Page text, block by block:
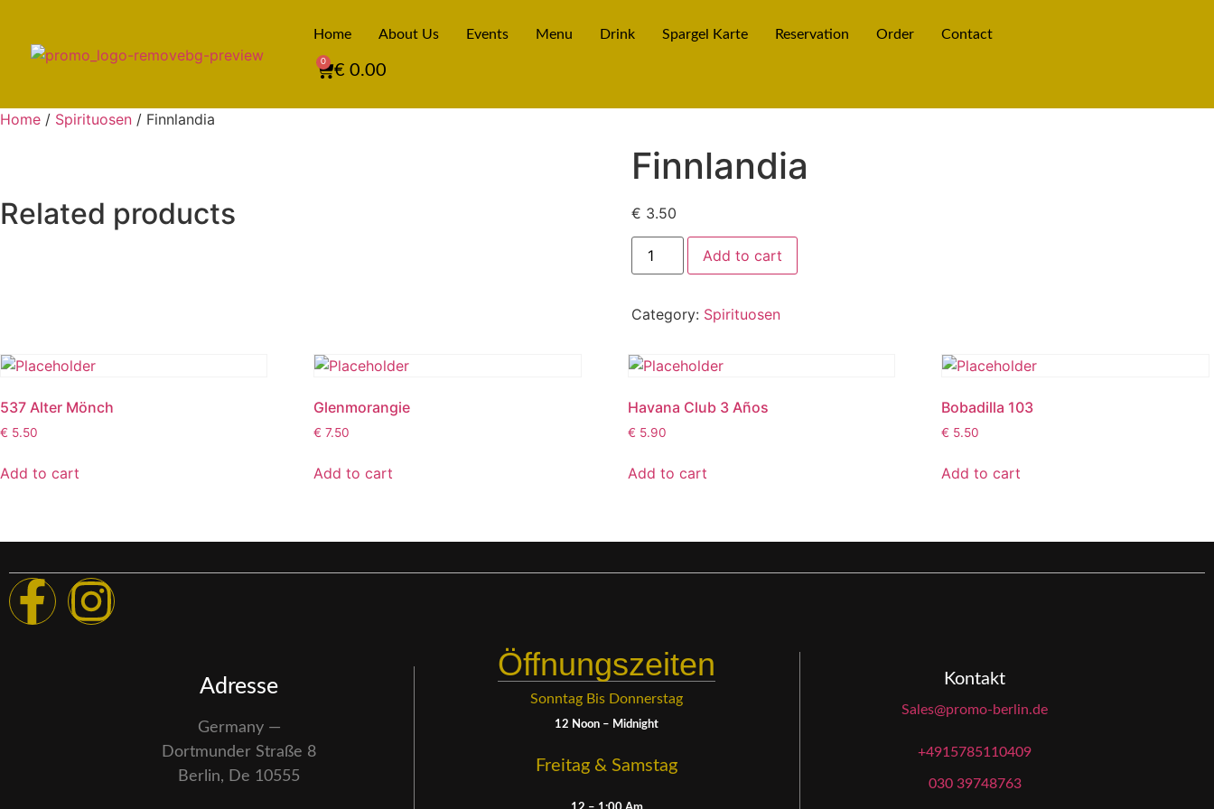
Home About Us Events Menu Drink Spargel Karte Reservation Order Contact
€ 0.00
0
Home / Spirituosen / Finnlandia
Finnlandia
€ 3.50
Add to cart
Category: Spirituosen
Related products
537 Alter Mönch
€ 5.50
Add to cart
Glenmorangie
€ 7.50
Add to cart
Havana Club 3 Años
€ 5.90
Add to cart
Bobadilla 103
€ 5.50
Add to cart
Adresse
Germany —
Dortmunder Straße 8
Berlin, De 10555
Öffnungszeiten
Sonntag Bis Donnerstag
12 Noon – Midnight
Freitag & Samstag
Kontakt
Sales@promo-berlin.de
+4915785110409
030 39748763